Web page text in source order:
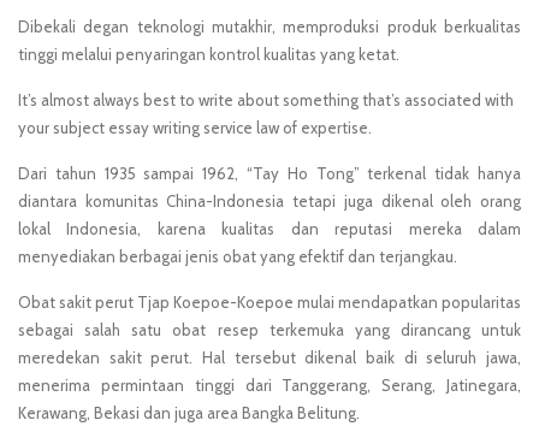
Dibekali degan teknologi mutakhir, memproduksi produk berkualitas
tinggi melalui penyaringan kontrol kualitas yang ketat.
It’s almost always best to write about something that’s associated with
your subject essay writing service law of expertise.
Dari tahun 1935 sampai 1962, “Tay Ho Tong” terkenal tidak hanya
diantara komunitas China-Indonesia tetapi juga dikenal oleh orang
lokal Indonesia, karena kualitas dan reputasi mereka dalam
menyediakan berbagai jenis obat yang efektif dan terjangkau.
Obat sakit perut Tjap Koepoe-Koepoe mulai mendapatkan popularitas
sebagai salah satu obat resep terkemuka yang dirancang untuk
meredekan sakit perut. Hal tersebut dikenal baik di seluruh jawa,
menerima permintaan tinggi dari Tanggerang, Serang, Jatinegara,
Kerawang, Bekasi dan juga area Bangka Belitung.